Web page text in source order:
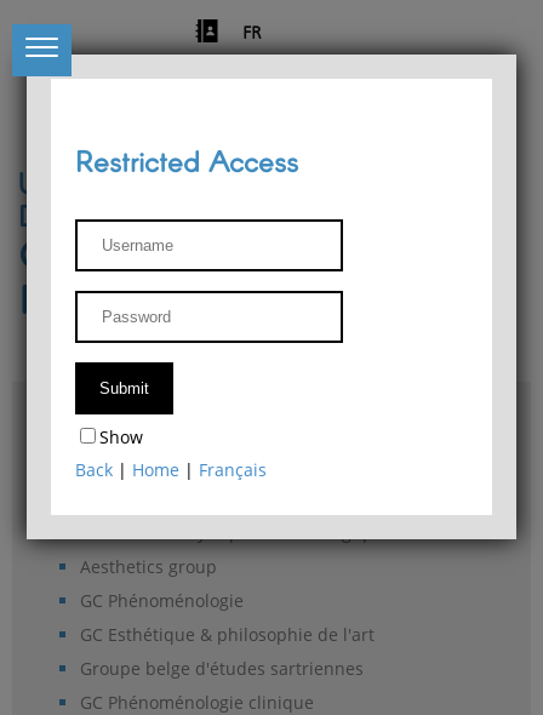
FR
University of Liège
Départment of Philosophy
Center for Phenomenological
Research
Access & maps
Philosophy Department Library
Aesthetics group
GC Phénoménologie
GC Esthétique & philosophie de l'art
Groupe belge d'études sartriennes
GC Phénoménologie clinique
Restricted Access
Show
Back | Home | Français